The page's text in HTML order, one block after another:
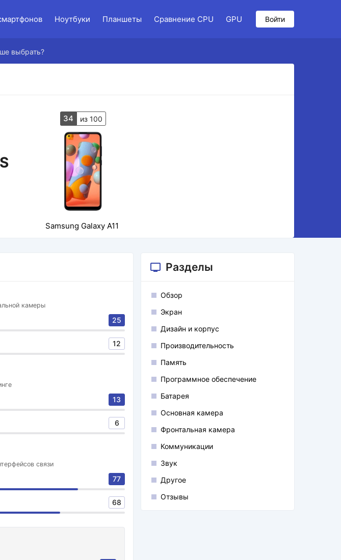
Ноутбуки Планшеты Сравнение CPU GPU Войти
выбрать?
34 из 100
Samsung Galaxy A11
камеры
25
12
13
6
связи
77
68
Разделы
Обзор
Экран
Дизайн и корпус
Производительность
Память
Программное обеспечение
Батарея
Основная камера
Фронтальная камера
Коммуникации
Звук
Другое
Отзывы